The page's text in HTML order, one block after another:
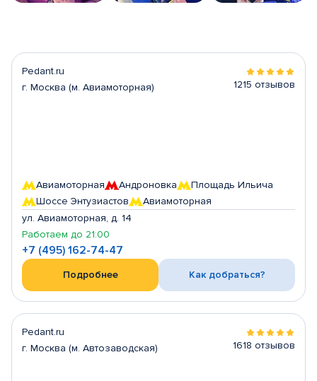
Pedant.ru
г. Москва (м. Авиамоторная)
1215 отзывов
Авиамоторная Андроновка
Площадь Ильича
Шоссе Энтузиастов
Авиамоторная
ул. Авиамоторная, д. 14
Работаем до 21:00
+7 (495) 162-74-47
Подробнее Как добраться?
Pedant.ru
г. Москва (м. Автозаводская)
1618 отзывов